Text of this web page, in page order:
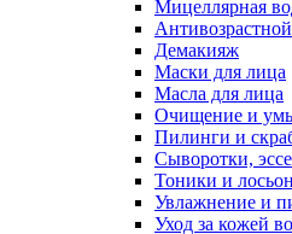
Мицеллярная
Демакияж
Маски для лица
Масла для лица
Очищение и
Пилинги и
Сыворотки,
Тоники и
Увлажнение и
Уход за кожей